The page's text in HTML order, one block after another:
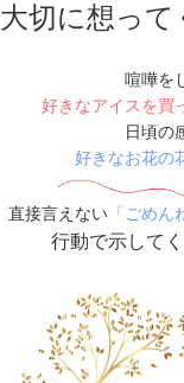
大切に想って
喧嘩を
好きなアイスを買
日頃の
好きなお花の
直接言えない 「ごめん
行動で示して